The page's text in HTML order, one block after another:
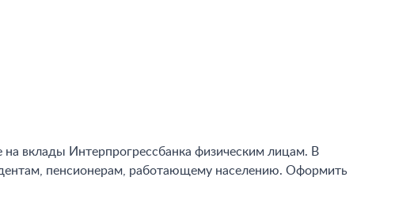
на вклады Интерпрогрессбанка физическим лицам. В
пенсионерам, работающему населению. Оформить